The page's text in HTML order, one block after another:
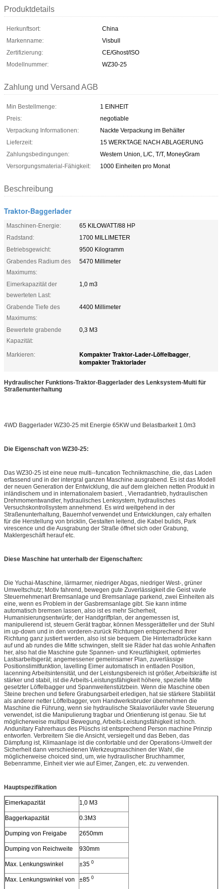
Produktdetails
Herkunftsort:
China
Markenname:
Visbull
Zertifizierung:
CE/Ghost/ISO
Modellnummer:
WZ30-25
Zahlung und Versand AGB
Min Bestellmenge:
1 EINHEIT
Preis:
negotiable
Verpackung Informationen:
Nackte Verpackung im Behälter
Lieferzeit:
15 WERKTAGE NACH ABLAGERUNG
Zahlungsbedingungen:
Western Union, L/C, T/T, MoneyGram
Versorgungsmaterial-Fähigkeit:
1000 Einheiten pro Monat
Beschreibung
Traktor-Baggerlader
Maschinen-Energie:
65 KILOWATT/88 HP
Radstand:
1700 MILLIMETER
Betriebsgewicht:
9500 Kilogramm
Grabendes Radium des
Maximums:
5470 Millimeter
Eimerkapazität der
bewerteten Last:
1,0 m3
Grabende Tiefe des
Maximums:
4400 Millimeter
Bewertete grabende
Kapazität:
0,3 M3
Markieren: Kompakter Traktor-Lader-Löffelbagger,
kompakter Traktorlader
Hydraulischer Funktions-Traktor-Baggerlader des Lenksystem-Muiti für
Straßenunterhaltung
4WD Baggerlader WZ30-25 mit Energie 65KW und Belastbarkeit 1.0m3
Die Eigenschaft von WZ30-25:
Das WZ30-25 ist eine neue multi--funcation Technikmaschine, die, das Laden
erfassend und in der intergral ganzen Maschine ausgrabend. Es ist das Modell
der neuen Generation der Entwicklung, die auf dem gleichen netten Produkt in
inländischem und in internationalem basiert. , Vierradantrieb, hydraulischen
Drehmomentwandler, hydraulisches Lenksystem, hydraulisches
Versuchskontrollsystem annehmend. Es wird weitgehend in der
Straßenunterhaltung, Bauernhof verwendet und Entwicklungen, caly erhalten
für die Herstellung von bricklin, Gestalten leitend, die Kabel bulids, Park
virescence und die Ausgrabung der Straße öffnet sich oder Grabung,
Maklergeschäft herauf etc.
Diese Maschine hat unterhalb der Eigenschaften:
Die Yuchai-Maschine, lärmarmer, niedriger Abgas, niedriger West-, grüner
Umweltschutz; Motiv fahrend, bewegen gute Zuverlässigkeit die Geist vavle
Steuernehmenart Bremsanlage und Bremsanlage parkend, zwei Einheiten als
eine, wenn es Problem in der Gasbremsanlage gibt. Sie kann intime
automatisch bremsen lassen, also ist es mehr Sicherheit,
Humanisierungsentwürfe; der Handgriffplan, der angemessen ist,
manipulierend ist, steuern Gerät tragbar, können Messgerätteller und der Stuhl
im up-down und in den vorderen-zurück Richtungen entsprechend Ihrer
Richtung ganz justiert werden, also ist sie bequem. Die Hinterradbrücke kann
auf und ab rundes die Mitte schwingen, stellt sie Räder hat das wohle Anhaften
her, also hat die Maschine gute Spannen- und Kreuzfähigkeit, optimiertes
Lastsarbeitsgerät; angemessener gemeinsamer Plan, zuverlässige
Positionslimitfunktion, lavelling Eimer automatisch in entladen Position,
lacenning Arbeitsintensität, und der Leistungsbereich ist größer, Arbeitskräfte ist
stärker und stabil, ist die Arbeits-Leistungsfähigkeit höhere, spezielle Mitte
gesetzter Löffelbagger und Spannweitenstützbein. Wenn die Maschine oben
Steine brechen und tiefere Grabungsarbeit erledigen, hat sie stärkere Stabilität
als anderer netter Löffelbagger, vom Handwerksbruder übernehmen die
Maschine die Führung, wenn sie hydraulische Skalavorläufer vavle Steuerung
verwendet, ist die Manipulierung tragbar und Orientierung ist genau. Sie tut
möglicherweise multipul Bewegung, Arbeits-Leistungsfähigkeit ist hoch.
Andunitary Fahrerhaus des Plüschs ist entsprechend Person machine Prinzip
entworfen. Verbreitern Sie die Ansicht, versiegelt und das Beben, das
Dämpfung ist, Klimaanlage ist die confortable und der Operations-Umwelt der
Sicherheit dann verschiedenen Werkzeugmaschinen der Wahl, die
möglicherweise choiced sind, um, wie hydraulischer Bruchhammer,
Bebenramme, Einheit vier wie auf Eimer, Zangen, etc. zu verwenden.
Hauptspezifikation
Eimerkapazität 1,0 M3
Baggerkapazität 0.3M3
Dumping von Freigabe 2650mm
Dumping von Reichweite 930mm
Max. Lenkungswinkel ±35 0
Max. Lenkungswinkel von
±85 0